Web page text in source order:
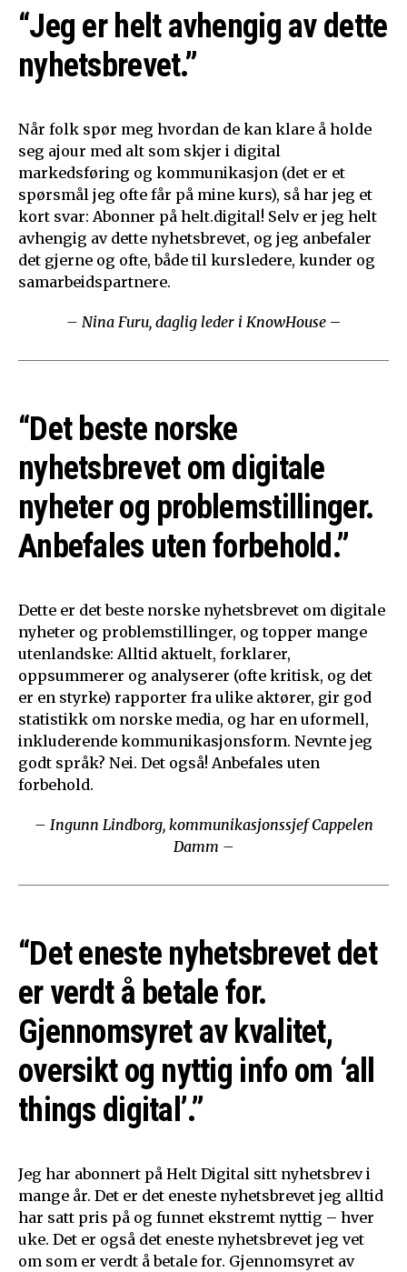
“Jeg er helt avhengig av dette
nyhetsbrevet.”
Når folk spør meg hvordan de kan klare å holde
seg ajour med alt som skjer i digital
markedsføring og kommunikasjon (det er et
spørsmål jeg ofte får på mine kurs), så har jeg et
kort svar: Abonner på helt.digital! Selv er jeg helt
avhengig av dette nyhetsbrevet, og jeg anbefaler
det gjerne og ofte, både til kursledere, kunder og
samarbeidspartnere.
– Nina Furu, daglig leder i KnowHouse –
“Det beste norske
nyhetsbrevet om digitale
nyheter og problemstillinger.
Anbefales uten forbehold.”
Dette er det beste norske nyhetsbrevet om digitale
nyheter og problemstillinger, og topper mange
utenlandske: Alltid aktuelt, forklarer,
oppsummerer og analyserer (ofte kritisk, og det
er en styrke) rapporter fra ulike aktører, gir god
statistikk om norske media, og har en uformell,
inkluderende kommunikasjonsform. Nevnte jeg
godt språk? Nei. Det også! Anbefales uten
forbehold.
– Ingunn Lindborg, kommunikasjonssjef Cappelen
Damm –
“Det eneste nyhetsbrevet det
er verdt å betale for.
Gjennomsyret av kvalitet,
oversikt og nyttig info om ‘all
things digital’.”
Jeg har abonnert på Helt Digital sitt nyhetsbrev i
mange år. Det er det eneste nyhetsbrevet jeg alltid
har satt pris på og funnet ekstremt nyttig – hver
uke. Det er også det eneste nyhetsbrevet jeg vet
om som er verdt å betale for. Gjennomsyret av